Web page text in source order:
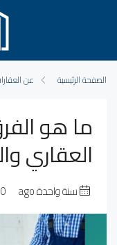
الصفحة الرئيسية عن
ما هو
العقاري
سنة واحدة ago 0